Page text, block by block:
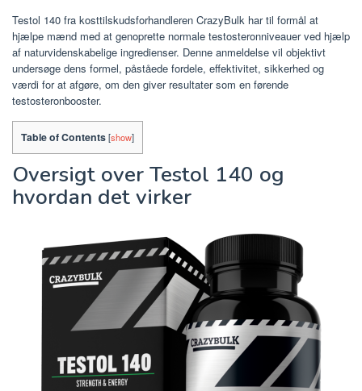
Testol 140 fra kosttilskudsforhandleren CrazyBulk har til formål at
hjælpe mænd med at genoprette normale testosteronniveauer ved hjælp
af naturvidenskabelige ingredienser. Denne anmeldelse vil objektivt
undersøge dens formel, påståede fordele, effektivitet, sikkerhed og
værdi for at afgøre, om den giver resultater som en førende
testosteronbooster.
Table of Contents[show]
Oversigt over Testol 140 og
hvordan det virker